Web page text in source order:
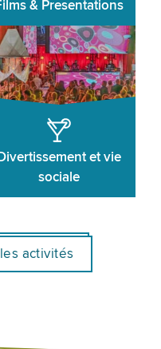
& Presentations
et vie
sociale
activités